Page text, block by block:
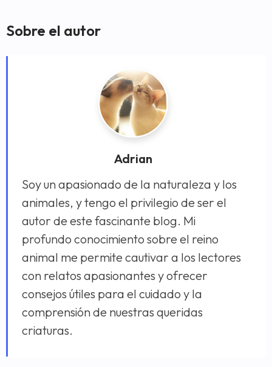
Sobre el autor
Adrian
Soy un apasionado de la naturaleza y los
animales, y tengo el privilegio de ser el
autor de este fascinante blog. Mi
profundo conocimiento sobre el reino
animal me permite cautivar a los lectores
con relatos apasionantes y ofrecer
consejos útiles para el cuidado y la
comprensión de nuestras queridas
criaturas.